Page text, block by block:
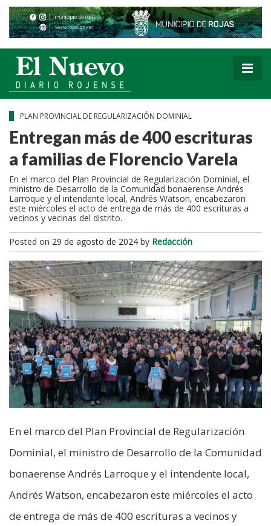
PLAN PROVINCIAL DE REGULARIZACIÓN DOMINIAL
Entregan más de 400 escrituras
a familias de Florencio Varela
En el marco del Plan Provincial de Regularización Dominial, el
ministro de Desarrollo de la Comunidad bonaerense Andrés
Larroque y el intendente local, Andrés Watson, encabezaron
este miércoles el acto de entrega de más de 400 escrituras a
vecinos y vecinas del distrito.
Posted on 29 de agosto de 2024 by Redacción
En el marco del Plan Provincial de Regularización
Dominial, el ministro de Desarrollo de la Comunidad
bonaerense Andrés Larroque y el intendente local,
Andrés Watson, encabezaron este miércoles el acto
de entrega de más de 400 escrituras a vecinos y